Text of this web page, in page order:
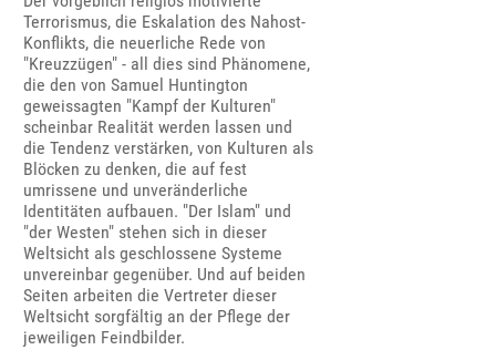
Terrorismus, die Eskalation des Nahost-
Konflikts, die neuerliche Rede von
"Kreuzzügen" - all dies sind Phänomene,
die den von Samuel Huntington
geweissagten "Kampf der Kulturen"
scheinbar Realität werden lassen und
die Tendenz verstärken, von Kulturen als
Blöcken zu denken, die auf fest
umrissene und unveränderliche
Identitäten aufbauen. "Der Islam" und
"der Westen" stehen sich in dieser
Weltsicht als geschlossene Systeme
unvereinbar gegenüber. Und auf beiden
Seiten arbeiten die Vertreter dieser
Weltsicht sorgfältig an der Pflege der
jeweiligen Feindbilder.